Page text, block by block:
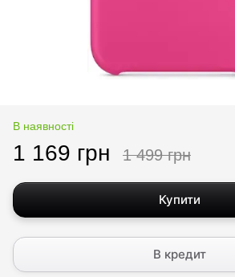
В наявності
1 169 грн 1 499 грн
Купити
В кредит